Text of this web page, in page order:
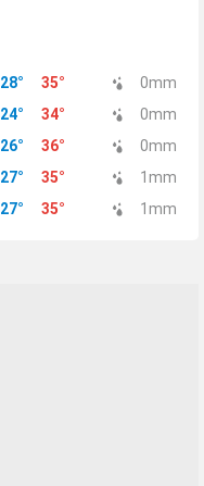
28° 35° 0mm
24° 34° 0mm
26° 36° 0mm
27° 35° 1 mm
27° 35° 1 mm